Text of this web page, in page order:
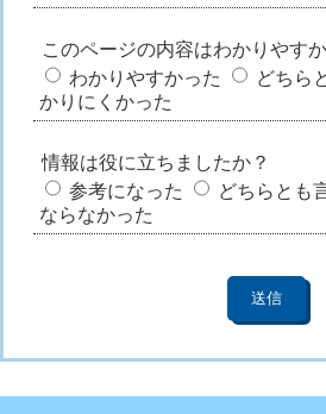
このページの内容はわかりやす
わかりやすかった
どちら
かりにくかった
情報は役に立ちましたか？
参考になった
どちらとも
ならなかった